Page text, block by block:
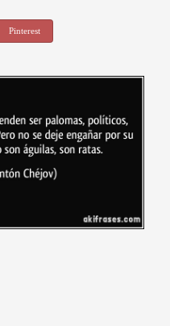
Pinterest